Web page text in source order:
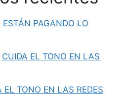
ESTÁN PAGANDO LO
CUIDA EL TONO EN LAS
EL TONO EN LAS REDES